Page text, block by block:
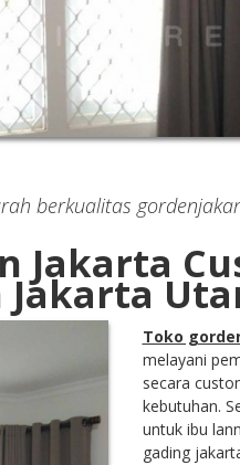
berkualitas
Jakarta
Toko
melayani
secara
kebutuhan.
untuk ibu
gading